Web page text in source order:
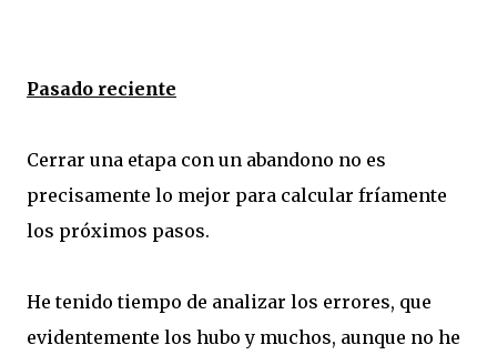
Pasado reciente
Cerrar una etapa con un abandono no es
precisamente lo mejor para calcular fríamente
los próximos pasos.
He tenido tiempo de analizar los errores, que
evidentemente los hubo y muchos, aunque no he